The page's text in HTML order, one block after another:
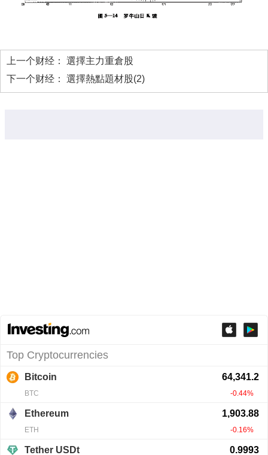
上一个财经： 選擇主力重倉股
下一个财经： 選擇熱點題材股(2)